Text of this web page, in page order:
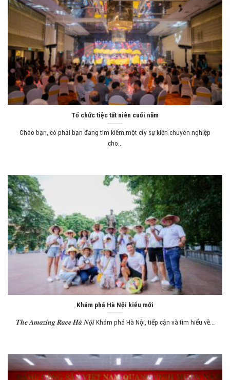
Tổ chức tiệc tất niên cuối năm
Chào bạn, có phải bạn đang tìm kiếm một cty sự kiện chuyên nghiệp
cho...
Khám phá Hà Nội kiểu mới
𝑻𝒉𝒆 𝑨𝒎𝒂𝒛𝒊𝒏𝒈 𝑹𝒂𝒄𝒆 𝑯𝒂̀ 𝑵𝒐̣̂𝒊 Khám phá Hà Nội, tiếp cận và tìm hiểu về...